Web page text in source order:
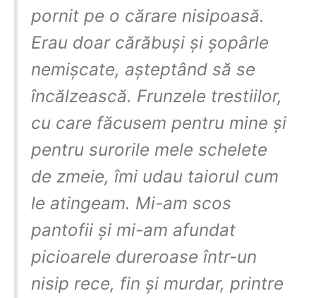
pornit pe o cărare nisipoasă.
Erau doar cărăbuși și șopârle
nemișcate, așteptând să se
încălzească. Frunzele trestiilor,
cu care făcusem pentru mine și
pentru surorile mele schelete
de zmeie, îmi udau taiorul cum
le atingeam. Mi-am scos
pantofii și mi-am afundat
picioarele dureroase într-un
nisip rece, fin și murdar, printre